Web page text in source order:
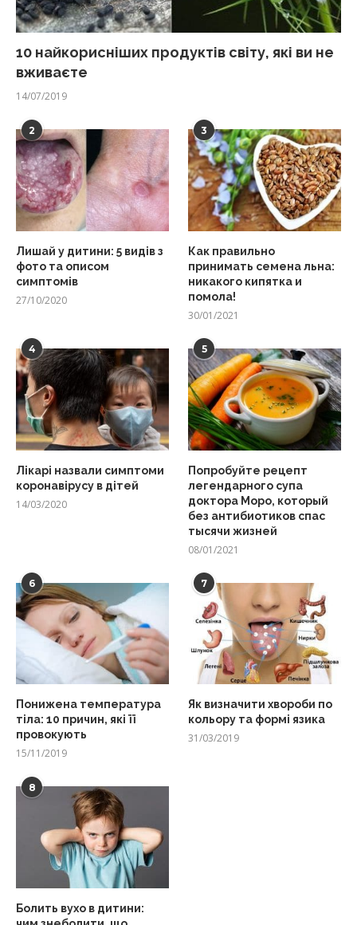
10 найкорисніших продуктів світу, які ви не
вживаєте
14/07/2019
2
Лишай у дитини: 5 видів з
фото та описом
симптомів
27/10/2020
3
Как правильно
принимать семена льна:
никакого кипятка и
помола!
30/01/2021
4
Лікарі назвали симптоми
коронавірусу в дітей
14/03/2020
5
Попробуйте рецепт
легендарного супа
доктора Моро, который
без антибиотиков спас
тысячи жизней
08/01/2021
6
Понижена температура
тіла: 10 причин, які її
провокують
15/11/2019
7
Як визначити хвороби по
кольору та формі язика
31/03/2019
8
Болить вухо в дитини: